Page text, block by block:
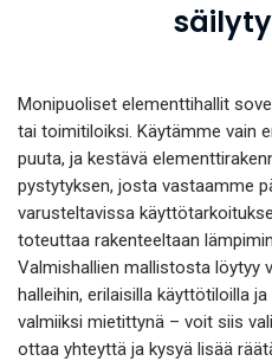
Monipuoliset elementtihallit
tai toimitiloiksi. Käytämme vain
puuta, ja kestävä
pystytyksen, josta vastaamme
varusteltavissa
toteuttaa rakenteeltaan
Valmishallien mallistosta löytyy
halleihin, erilaisilla käyttötiloilla
valmiiksi mietittynä – voit siis
ottaa yhteyttä ja kysyä lisää